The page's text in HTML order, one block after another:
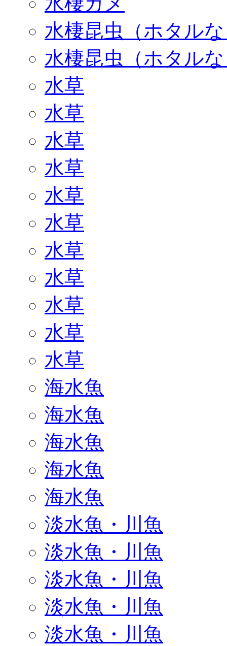
水棲昆虫（ホタル
水棲昆虫（ホタル
水草
水草
水草
水草
水草
水草
水草
水草
水草
水草
水草
海水魚
海水魚
海水魚
海水魚
海水魚
淡水魚・川魚
淡水魚・川魚
淡水魚・川魚
淡水魚・川魚
淡水魚・川魚